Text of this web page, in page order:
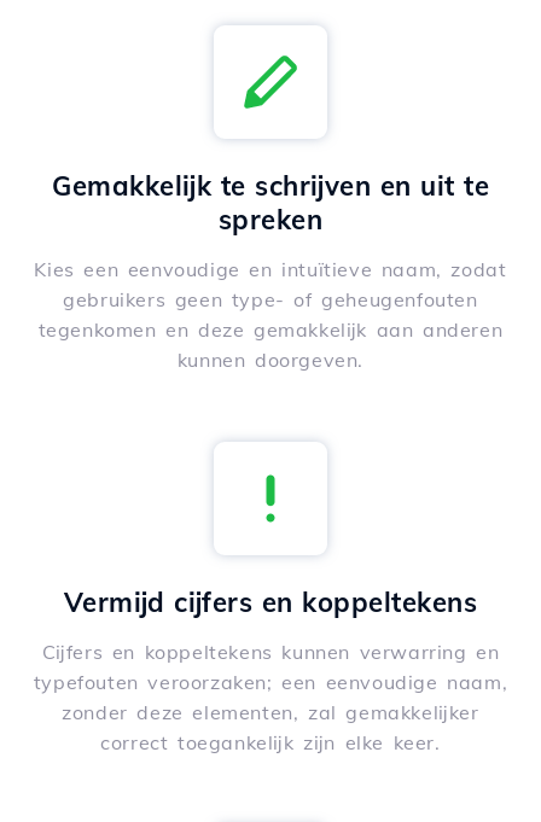
Gemakkelijk te schrijven en uit te
spreken
Kies een eenvoudige en intuïtieve naam, zodat
gebruikers geen type- of geheugenfouten
tegenkomen en deze gemakkelijk aan anderen
kunnen doorgeven.
Vermijd cijfers en koppeltekens
Cijfers en koppeltekens kunnen verwarring en
typefouten veroorzaken; een eenvoudige naam,
zonder deze elementen, zal gemakkelijker
correct toegankelijk zijn elke keer.